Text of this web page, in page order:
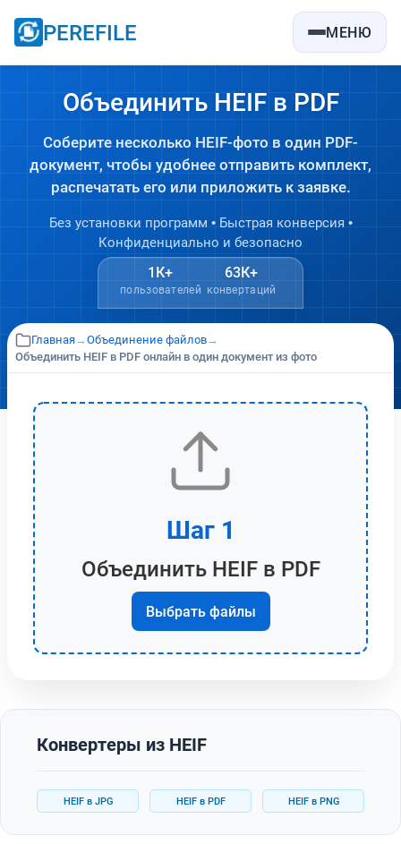
PEREFILE МЕНЮ
Объединить HEIF в PDF
Соберите несколько HEIF-фото в один PDF-
документ, чтобы удобнее отправить комплект,
распечатать его или приложить к заявке.
Без установки программ • Быстрая конверсия •
Конфиденциально и безопасно
1К+
пользователей
63К+
конвертаций
Главная→Объединение файлов→
Объединить HEIF в PDF онлайн в один документ из фото
Шаг 1
Объединить HEIF в PDF
Выбрать файлы
Конвертеры из HEIF
HEIF в JPG HEIF в PDF HEIF в PNG